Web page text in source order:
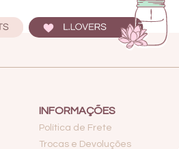
INFORMAÇÕES
Política de Frete
Trocas e Devoluções